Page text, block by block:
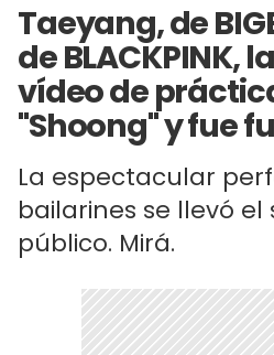
Taeyang, de
de BLACKPINK,
vídeo de
"Shoong" y fue
La espectacular
bailarines se llevó el
público. Mirá.